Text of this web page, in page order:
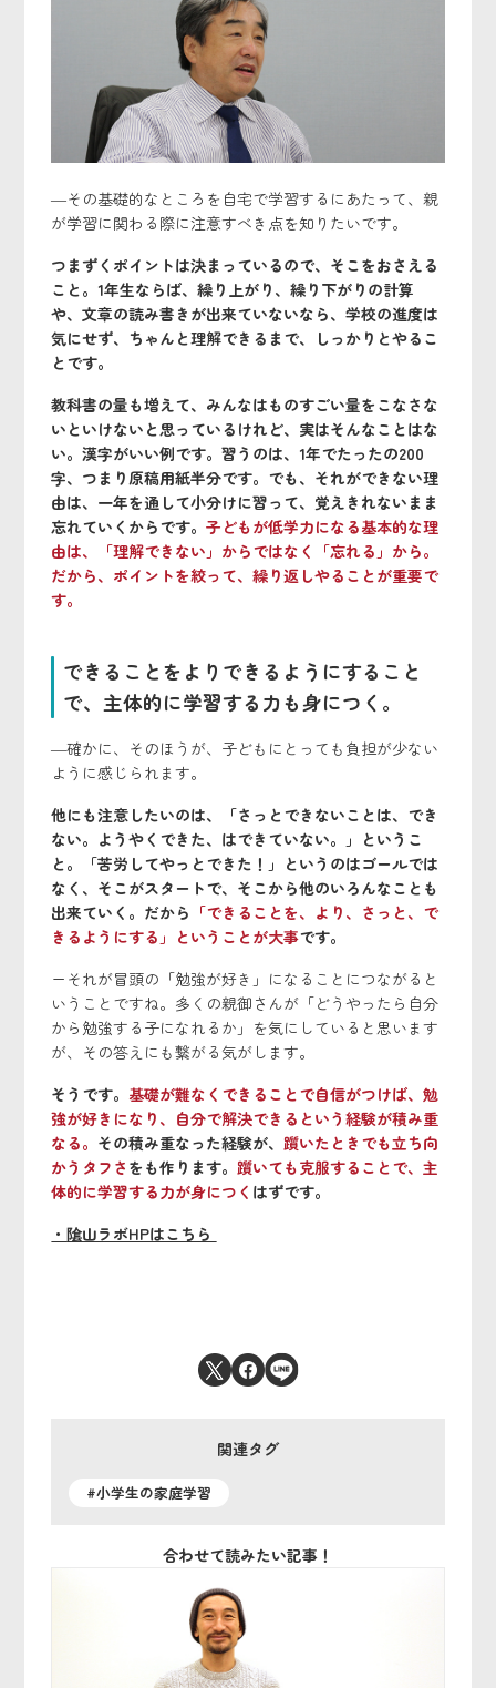
―その基礎的なところを自宅で学習するにあたって、親
が学習に関わる際に注意すべき点を知りたいです。
つまずくポイントは決まっているので、そこをおさえる
こと。1年生ならば、繰り上がり、繰り下がりの計算
や、文章の読み書きが出来ていないなら、学校の進度は
気にせず、ちゃんと理解できるまで、しっかりとやるこ
とです。
教科書の量も増えて、みんなはものすごい量をこなさな
いといけないと思っているけれど、実はそんなことはな
い。漢字がいい例です。習うのは、1年でたったの200
字、つまり原稿用紙半分です。でも、それができない理
由は、一年を通して小分けに習って、覚えきれないまま
忘れていくからです。子どもが低学力になる基本的な理
由は、「理解できない」からではなく「忘れる」から。
だから、ポイントを絞って、繰り返しやることが重要で
す。
できることをよりできるようにすること
で、主体的に学習する力も身につく。
―確かに、そのほうが、子どもにとっても負担が少ない
ように感じられます。
他にも注意したいのは、「さっとできないことは、でき
ない。ようやくできた、はできていない。」というこ
と。「苦労してやっとできた！」というのはゴールでは
なく、そこがスタートで、そこから他のいろんなことも
出来ていく。だから 「できることを、より、さっと、で
きるようにする」ということが大事です。
ーそれが冒頭の「勉強が好き」になることにつながると
いうことですね。多くの親御さんが「どうやったら自分
から勉強する子になれるか」を気にしていると思います
が、その答えにも繋がる気がします。
そうです。基礎が難なくできることで自信がつけば、勉
強が好きになり、自分で解決できるという経験が積み重
なる。 その積み重なった経験が、躓いたときでも立ち向
かうタフさ をも作ります。躓いても克服することで、主
体的に学習する力が身につく はずです。
・隂山ラボHPはこちら
関連タグ
#小学生の家庭学習
合わせて読みたい記事！